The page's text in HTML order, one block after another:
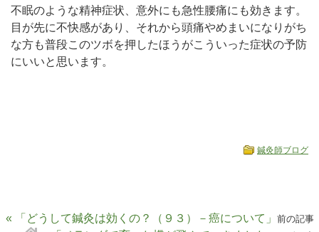
不眠のような精神症状、意外にも急性腰痛にも効きます。
目が先に不快感があり、それから頭痛やめまいになりがち
な方も普段このツボを押したほうがこういった症状の予防
にいいと思います。
鍼灸師ブログ
« 「どうして鍼灸は効くの？（９３）－癌について」 前の記事